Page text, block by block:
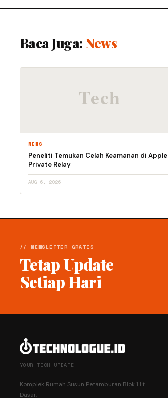
Baca Juga: News
NEWS
Peneliti Temukan Celah Keamanan di Apple
Private Relay
AUG 6, 2026
// NEWSLETTER GRATIS
Tetap Update
Setiap Hari
YOUR TECH UPDATE
Komplek Rumah Susun Petamburan Blok 1 Lt.
Dasar,